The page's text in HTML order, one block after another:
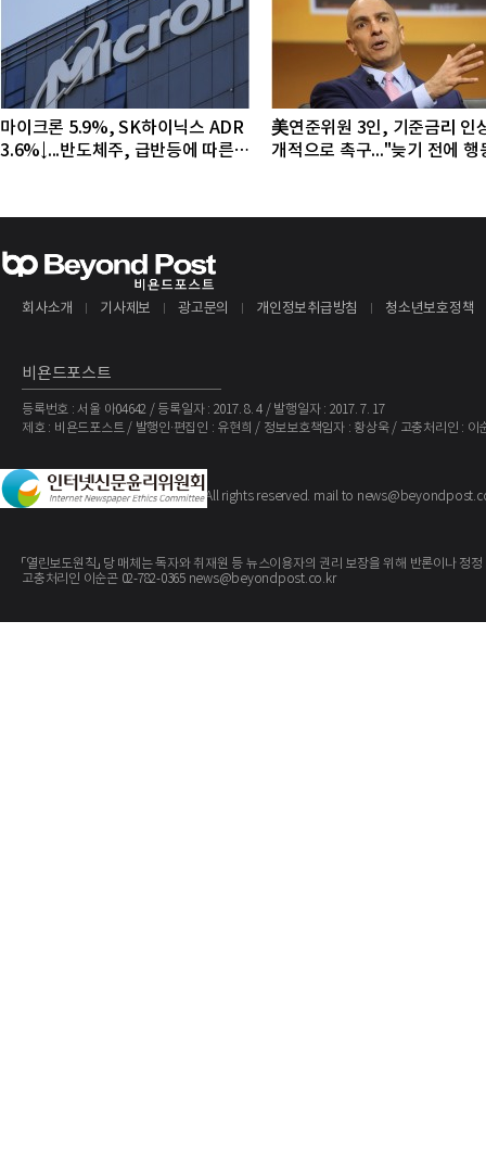
마이크론 5.9%, SK하이닉스 ADR
3.6%↓...반도체주, 급반등에 따른
美연준위원 3인, 기준금리 인
개적으로 촉구..."늦기 전에 행
회사소개 기사제보 광고문의 개인정보취급방침 청소년보호정책
비욘드포스트
등록번호 : 서울 아04642 / 등록일자 : 2017. 8. 4 / 발행일자 : 2017. 7. 17
제호 : 비욘드포스트 / 발행인·편집인 : 유현희 / 정보보호책임자 : 황상욱 / 고충처리인 : 이
Copyright ©The BeyondPost. All rights reserved. mail to
「열린보도원칙」 당 매체는 독자와 취재원 등 뉴스이용자의 권리 보장을 위해 반론이나
고충처리인 이순곤 02-782-0365 news@beyondpost.co.kr